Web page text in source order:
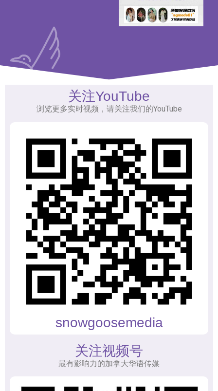
关注YouTube
浏览更多实时视频，请关注我们的YouTube
snowgoosemedia
关注视频号
最有影响力的加拿大华语传媒